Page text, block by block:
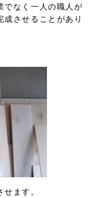
でなく一人の職人が
させることがあり
ます。